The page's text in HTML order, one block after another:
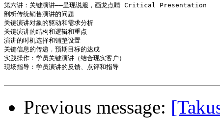
第六讲：关键演讲――呈现说服，画龙点睛 Critical Presentation
剖析传统销售演讲的问题
关键演讲对象的驱动和需求分析
关键演讲的结构和逻辑和重点
演讲的时机选择和铺垫设置
关键信息的传递，预期目标的达成
实践操作：学员关键演讲（结合现实客户）
现场指导：学员演讲的反馈、点评和指导
Previous message: